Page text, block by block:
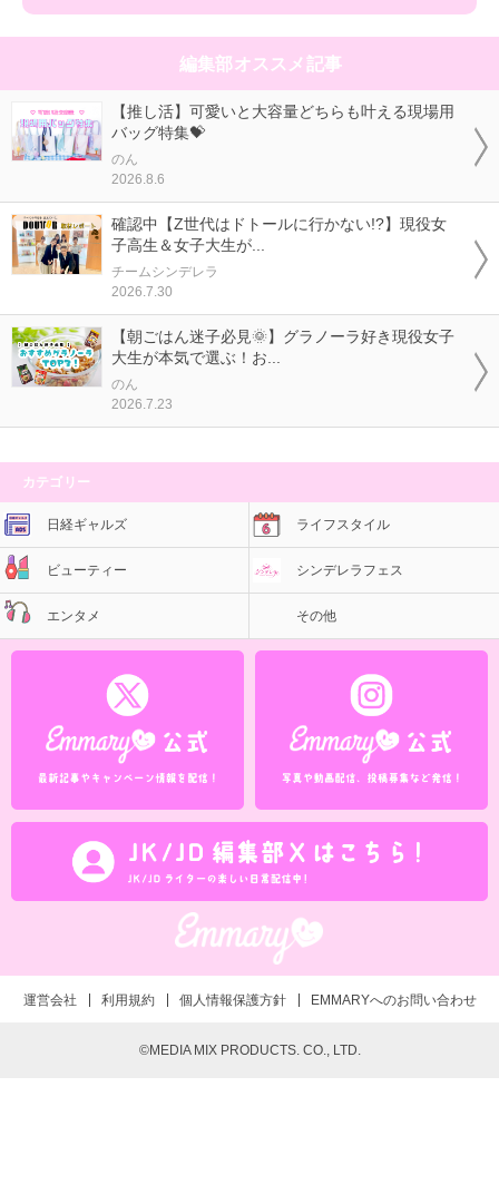
編集部オススメ記事
【推し活】可愛いと大容量どちらも叶える現場用
バッグ特集💝
のん
2026.8.6
確認中【Z世代はドトールに行かない!?】現役女
子高生＆女子大生が...
チームシンデレラ
2026.7.30
【朝ごはん迷子必見🌞】グラノーラ好き現役女子
大生が本気で選ぶ！お...
のん
2026.7.23
カテゴリー
日経ギャルズ ライフスタイル
ビューティー シンデレラフェス
エンタメ その他
運営会社 利用規約 個人情報保護方針 EMMARYへのお問い合わせ
©MEDIA MIX PRODUCTS. CO., LTD.